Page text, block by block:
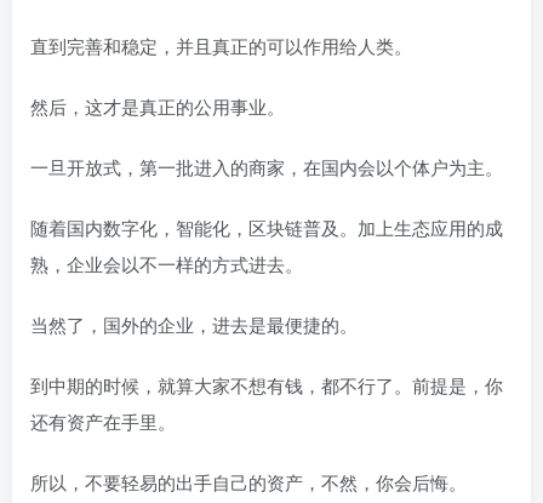
直到完善和稳定，并且真正的可以作用给人类。
然后，这才是真正的公用事业。
一旦开放式，第一批进入的商家，在国内会以个体户为主。
随着国内数字化，智能化，区块链普及。加上生态应用的成
熟，企业会以不一样的方式进去。
当然了，国外的企业，进去是最便捷的。
到中期的时候，就算大家不想有钱，都不行了。前提是，你
还有资产在手里。
所以，不要轻易的出手自己的资产，不然，你会后悔。